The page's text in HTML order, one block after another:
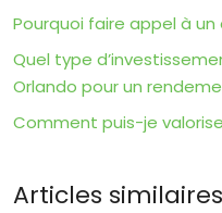
Pourquoi faire appel à
Quel type
Orlando pour un
Comment puis-je
Articles similaires